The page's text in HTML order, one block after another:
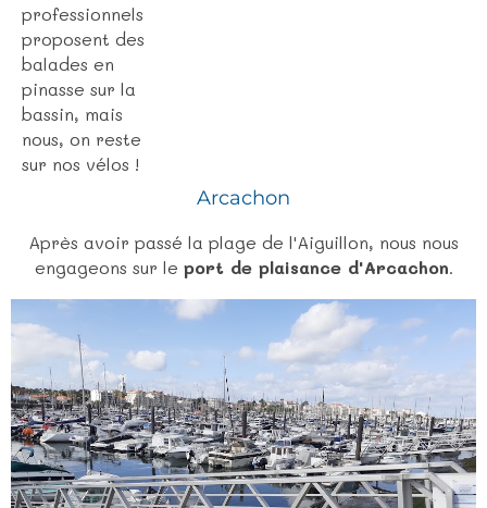
professionnels
proposent des
balades en
pinasse sur la
bassin, mais
nous, on reste
sur nos vélos !
Arcachon
Après avoir passé la plage de l'Aiguillon, nous nous
engageons sur le port de plaisance d'Arcachon.